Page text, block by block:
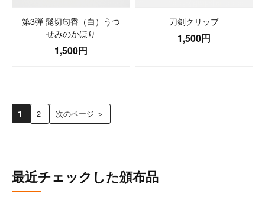
第3弾 髭切匂香（白）うつ
せみのかほり
1,500円
刀剣クリップ
1,500円
1 2 次のページ ＞
最近チェックした頒布品